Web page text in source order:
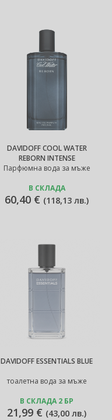
DAVIDOFF COOL WATER
REBORN INTENSE
Парфюмна вода за мъже
В СКЛАДА
60,40 € (118,13 лв.)
DAVIDOFF ESSENTIALS BLUE
тоалетна вода за мъже
В СКЛАДА 2 БР
21,99 € (43,00 лв.)